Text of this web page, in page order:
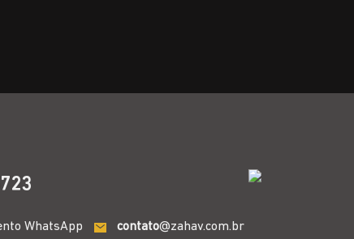
WhatsApp contato@zahav.com.br